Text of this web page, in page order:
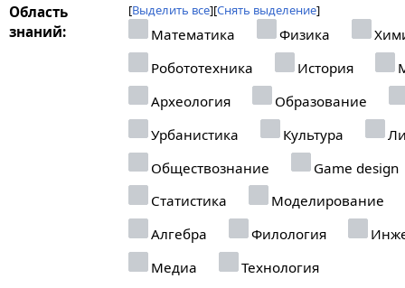
Область
знаний:
Выделить все Снять выделение
Математика Физика
Робототехника
История
Археология
Образование
Урбанистика
Культура
Обществознание
Game design
Статистика
Моделирование
Алгебра
Филология
Медиа
Технология